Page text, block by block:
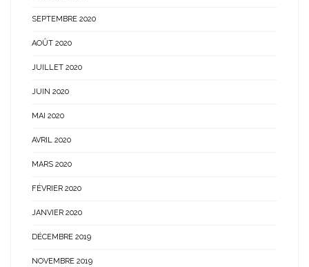
SEPTEMBRE 2020
AOÛT 2020
JUILLET 2020
JUIN 2020
MAI 2020
AVRIL 2020
MARS 2020
FÉVRIER 2020
JANVIER 2020
DÉCEMBRE 2019
NOVEMBRE 2019